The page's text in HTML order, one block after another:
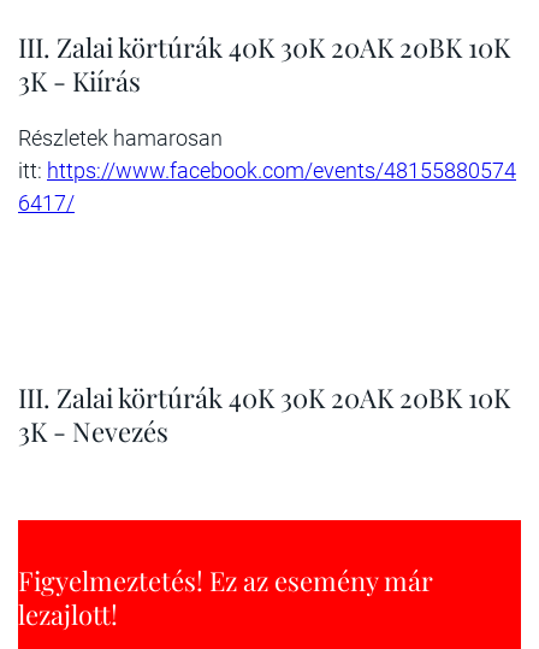
III. Zalai körtúrák 40K 30K 20AK 20BK 10K
3K - Kiírás
Részletek hamarosan
itt: https://www.facebook.com/events/48155880574
6417/
III. Zalai körtúrák 40K 30K 20AK 20BK 10K
3K - Nevezés
Figyelmeztetés! Ez az esemény már
lezajlott!